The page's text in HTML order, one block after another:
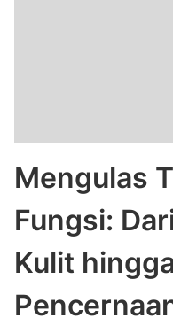
Mengulas
Fungsi:
Kulit